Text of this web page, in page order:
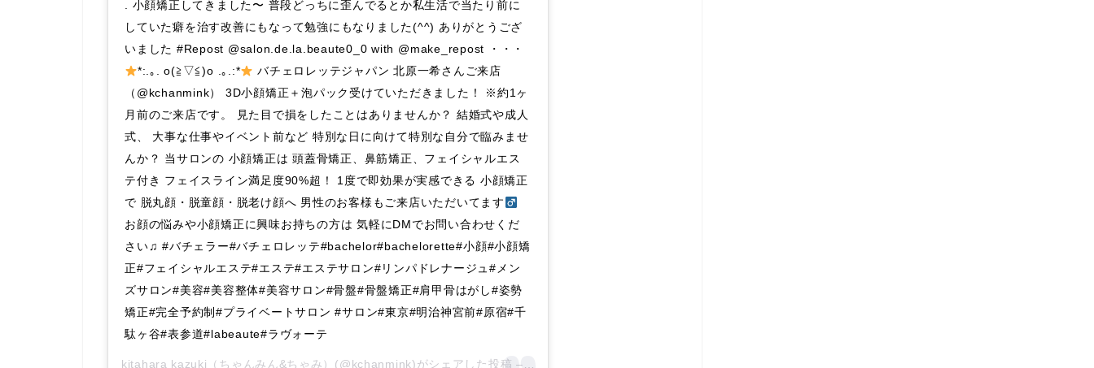
. 小顔矯正してきました〜 普段どっちに歪んでるとか私生活で当たり前に
していた癖を治す改善にもなって勉強にもなりました(^^) ありがとうござ
いました #Repost @salon.de.la.beaute0_0 with @make_repost ・・・
*:.｡. o(≧▽≦)o .｡.:*
バチェロレッテジャパン 北原一希さんご来店
（@kchanmink） 3D小顔矯正＋泡パック受けていただきました！ ※約1ヶ
月前のご来店です。 見た目で損をしたことはありませんか？ 結婚式や成人
式、 大事な仕事やイベント前など 特別な日に向けて特別な自分で臨みませ
んか？ 当サロンの 小顔矯正は 頭蓋骨矯正、鼻筋矯正、フェイシャルエス
テ付き フェイスライン満足度90%超！ 1度で即効果が実感できる 小顔矯正
で 脱丸顔・脱童顔・脱老け顔へ 男性のお客様もご来店いただいてます‍
お顔の悩みや小顔矯正に興味お持ちの方は 気軽にDMでお問い合わせくだ
さい♫ #バチェラー#バチェロレッテ#bachelor#bachelorette#小顔#小顔矯
正#フェイシャルエステ#エステ#エステサロン#リンパドレナージュ#メン
ズサロン#美容#美容整体#美容サロン#骨盤#骨盤矯正#肩甲骨はがし#姿勢
矯正#完全予約制#プライベートサロン #サロン#東京#明治神宮前#原宿#千
駄ヶ谷#表参道#labeaute#ラヴォーテ
kitahara kazuki（ちゃんみん&ちゃみ） (@kchanmink)がシェアした投稿 –